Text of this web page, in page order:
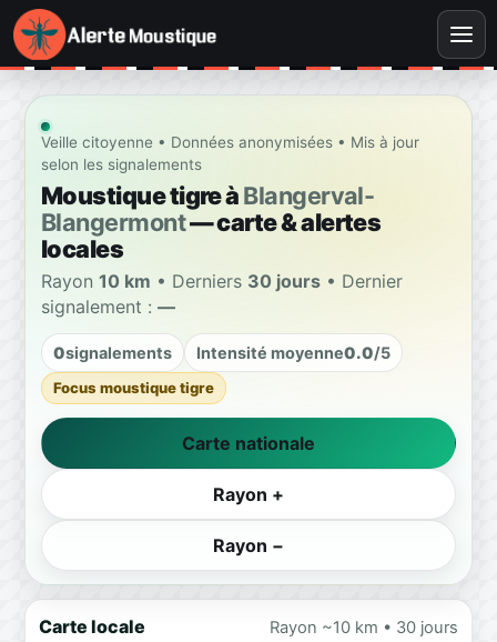
Veille citoyenne • Données anonymisées • Mis à jour
selon les signalements
Moustique tigre àBlangerval-
Blangermont— carte & alertes
locales
Rayon 10 km • Derniers 30 jours • Dernier
signalement : —
0signalements Intensité moyenne0.0/5
Focus moustique tigre
Carte nationale
Rayon +
Rayon −
Carte locale Rayon ~10 km • 30 jours